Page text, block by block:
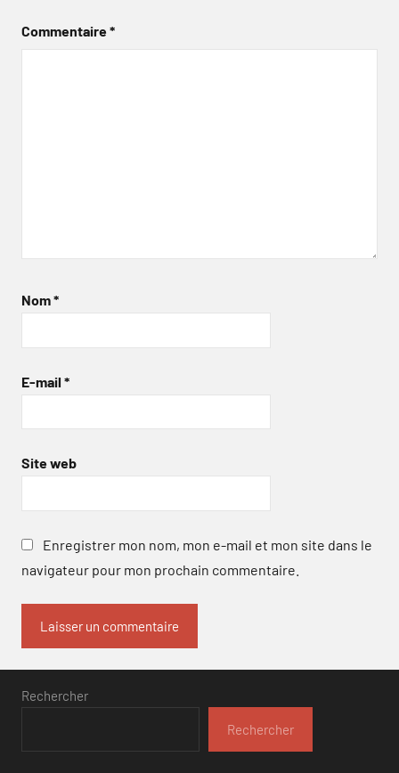
Commentaire*
Nom*
E-mail *
Site web
Enregistrer mon nom, mon e-mail et mon site dans le
navigateur pour mon prochain commentaire.
Rechercher
Rechercher